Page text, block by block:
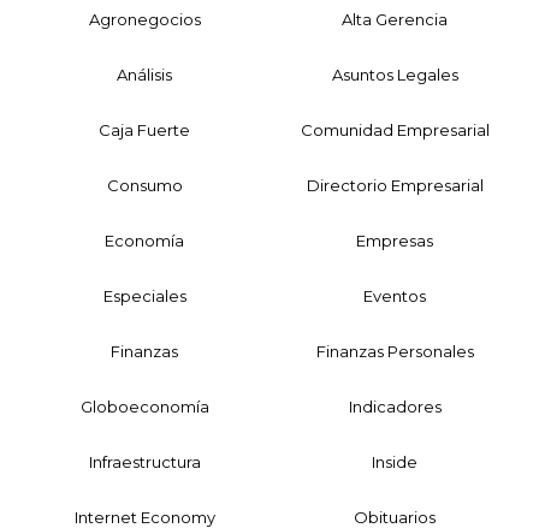
Agronegocios Alta Gerencia
Análisis Asuntos Legales
Caja Fuerte Comunidad Empresarial
Consumo Directorio Empresarial
Economía Empresas
Especiales Eventos
Finanzas Finanzas Personales
Globoeconomía Indicadores
Infraestructura Inside
Internet Economy Obituarios